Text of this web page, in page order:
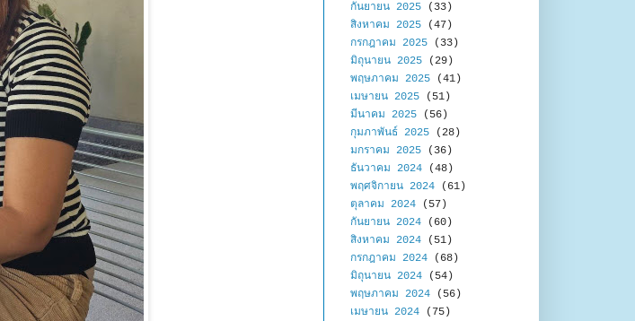
กันยายน 2025 (33)
สิงหาคม 2025 (47)
กรกฎาคม 2025 (33)
มิถุนายน 2025 (29)
พฤษภาคม 2025 (41)
เมษายน 2025 (51)
มีนาคม 2025 (56)
กุมภาพันธ์ 2025 (28)
มกราคม 2025 (36)
ธันวาคม 2024 (48)
พฤศจิกายน 2024 (61)
ตุลาคม 2024 (57)
กันยายน 2024 (60)
สิงหาคม 2024 (51)
กรกฎาคม 2024 (68)
มิถุนายน 2024 (54)
พฤษภาคม 2024 (56)
เมษายน 2024 (75)